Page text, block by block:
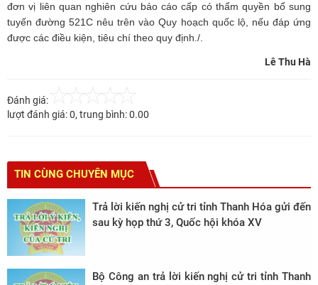
đơn vị liên quan nghiên cứu báo cáo cấp có thẩm quyền bổ sung
tuyến đường 521C nêu trên vào Quy hoạch quốc lộ, nếu đáp ứng
được các điều kiện, tiêu chí theo quy định./.
Lê Thu Hà
Đánh giá:
lượt đánh giá:0, trung bình:0.00
TIN CÙNG CHUYÊN MỤC
Trả lời kiến nghị cử tri tỉnh Thanh Hóa gửi đến
sau kỳ họp thứ 3, Quốc hội khóa XV
Bộ Công an trả lời kiến nghị cử tri tỉnh Thanh